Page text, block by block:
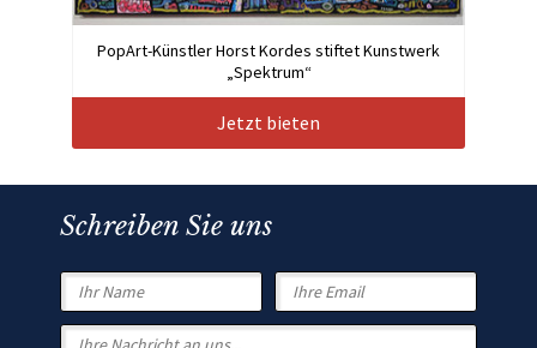
PopArt-Künstler Horst Kordes stiftet Kunstwerk
„Spektrum“
Jetzt bieten
Schreiben Sie uns